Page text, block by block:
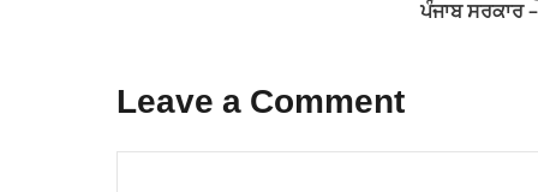
ਪੰਜਾਬ ਸਰਕਾਰ
Leave a Comment